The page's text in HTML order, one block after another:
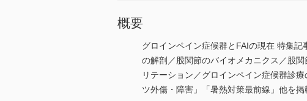
概要
グロインペイン症候群とFAIの現在 特集
の解剖／股関節のバイオメカニクス／股
リテーション／グロインペイン症候群診
ツ外傷・障害」「暑熱対策最前線」他を掲